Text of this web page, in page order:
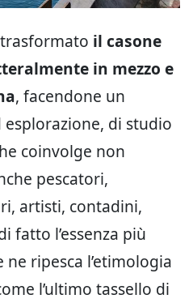
il casone
in mezzo e
, facendone un
di studio
coinvolge non
pescatori,
artisti, contadini,
fatto l’essenza più
ripesca l’etimologia
l’ultimo tassello di